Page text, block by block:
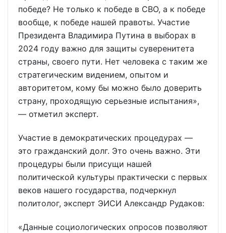
победе? Не только к победе в СВО, а к победе
вообще, к победе нашей правоты. Участие
Президента Владимира Путина в выборах в
2024 году важно для защиты суверенитета
страны, своего пути. Нет человека с таким же
стратегическим видением, опытом и
авторитетом, кому бы можно было доверить
страну, проходящую серьезные испытания»,
— отметил эксперт.
Участие в демократических процедурах —
это гражданский долг. Это очень важно. Эти
процедуры были присущи нашей
политической культуры практически с первых
веков нашего государства, подчеркнул
политолог, эксперт ЭИСИ Александр Рудаков:
«Данные социологических опросов позволяют